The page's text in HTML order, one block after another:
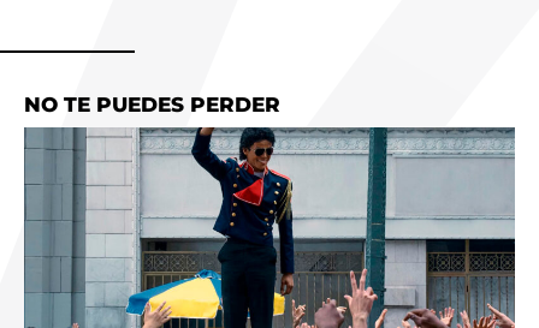
NO TE PUEDES PERDER